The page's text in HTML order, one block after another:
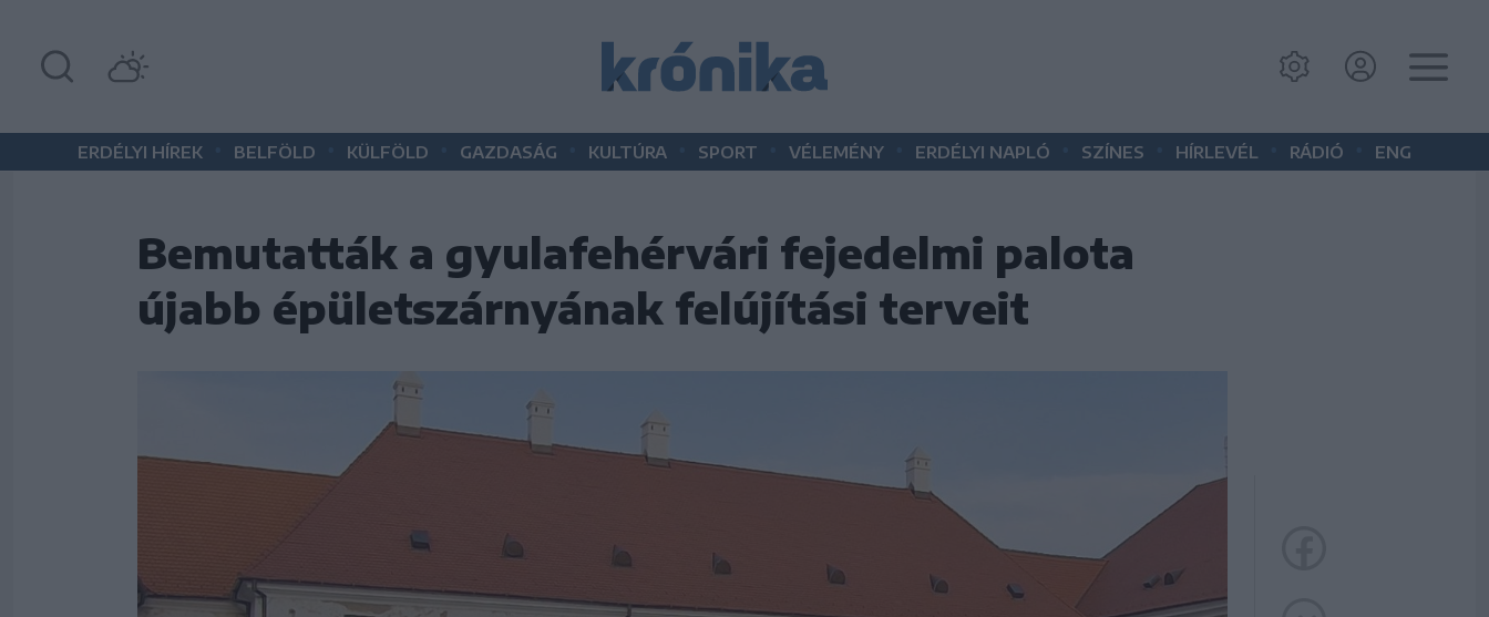
ERDÉLYI HÍREK BELFÖLD KÜLFÖLD GAZDASÁG KULTÚRA SPORT VÉLEMÉNY ERDÉLYI NAPLÓ SZÍNES HÍRLEVÉL RÁDIÓ ENG
Bemutatták a gyulafehérvári fejedelmi palota
újabb épületszárnyának felújítási terveit